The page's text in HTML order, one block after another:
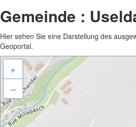
Gemeinde :
Hier sehen Sie eine Darstellung des
Geoportal.
+
–